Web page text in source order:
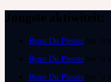
Ryno Du Plessis
Ryno Du Plessis
Ryno Du Plessis